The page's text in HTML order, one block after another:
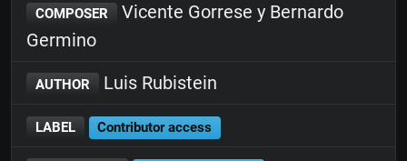
COMPOSER
Vicente Gorrese y Bernardo
Germino
AUTHOR Luis Rubistein
LABEL Contributor access